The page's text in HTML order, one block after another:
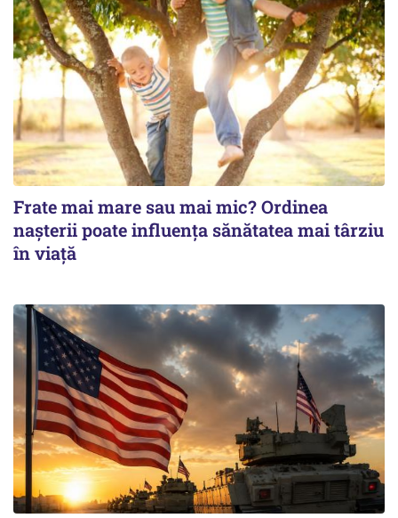
Frate mai mare sau mai mic? Ordinea
nașterii poate influența sănătatea mai târziu
în viață